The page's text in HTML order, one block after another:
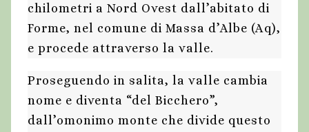
chilometri a Nord Ovest dall’abitato di
Forme, nel comune di Massa d’Albe (Aq),
e procede attraverso la valle.
Proseguendo in salita, la valle cambia
nome e diventa “del Bicchero”,
dall’omonimo monte che divide questo